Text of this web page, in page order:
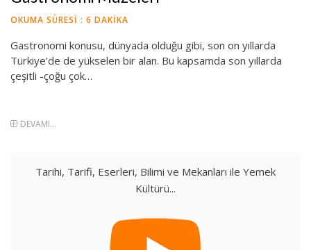
OKUMA SÜRESI : 6 DAKIKA
Gastronomi konusu, dünyada olduğu gibi, son on yıllarda
Türkiye’de de yükselen bir alan. Bu kapsamda son yıllarda
çeşitli -çoğu çok…
DEVAMI...
Tarihi, Tarifi, Eserleri, Bilimi ve Mekanları ile Yemek
Kültürü...